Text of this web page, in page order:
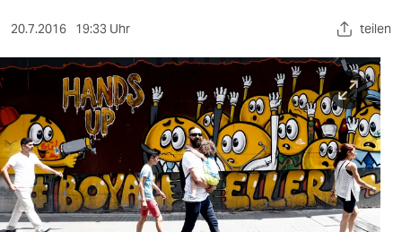
sport
berlin
nord
wahrheit
20.7.2016 19:33 Uhr teilen